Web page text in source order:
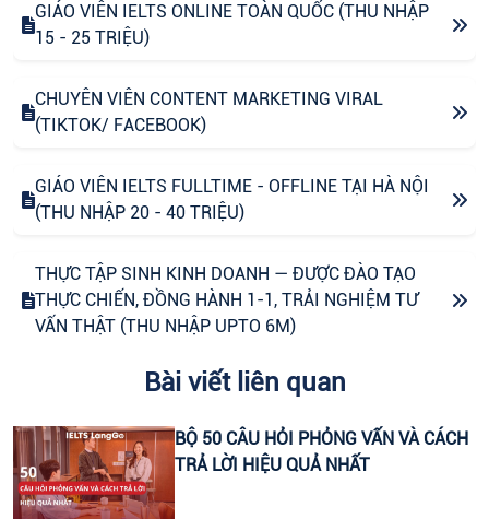
GIÁO VIÊN IELTS ONLINE TOÀN QUỐC (THU NHẬP
15 - 25 TRIỆU)
CHUYÊN VIÊN CONTENT MARKETING VIRAL
(TIKTOK/ FACEBOOK)
GIÁO VIÊN IELTS FULLTIME - OFFLINE TẠI HÀ NỘI
(THU NHẬP 20 - 40 TRIỆU)
THỰC TẬP SINH KINH DOANH — ĐƯỢC ĐÀO TẠO
THỰC CHIẾN, ĐỒNG HÀNH 1-1, TRẢI NGHIỆM TƯ
VẤN THẬT (THU NHẬP UPTO 6M)
CHUYÊN VIÊN CONTENT VIRAL (FANPAGE
CTV CONTENT VIRAL TIKTOK
Bài viết liên quan
BỘ 50 CÂU HỎI PHỎNG VẤN VÀ CÁCH
TRẢ LỜI HIỆU QUẢ NHẤT